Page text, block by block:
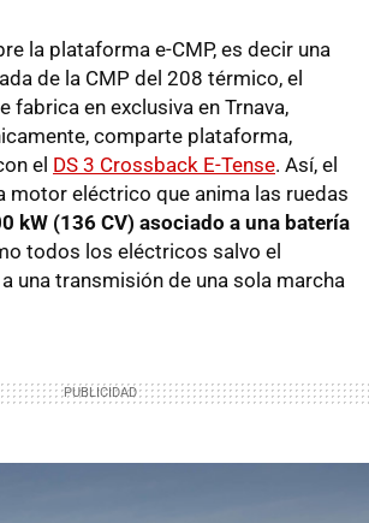
la plataforma e-CMP, es decir una
de la CMP del 208 térmico, el
fabrica en exclusiva en Trnava,
comparte plataforma,
el DS 3 Crossback E-Tense. Así, el
motor eléctrico que anima las ruedas
kW (136 CV) asociado a una batería
todos los eléctricos salvo el
a una transmisión de una sola marcha